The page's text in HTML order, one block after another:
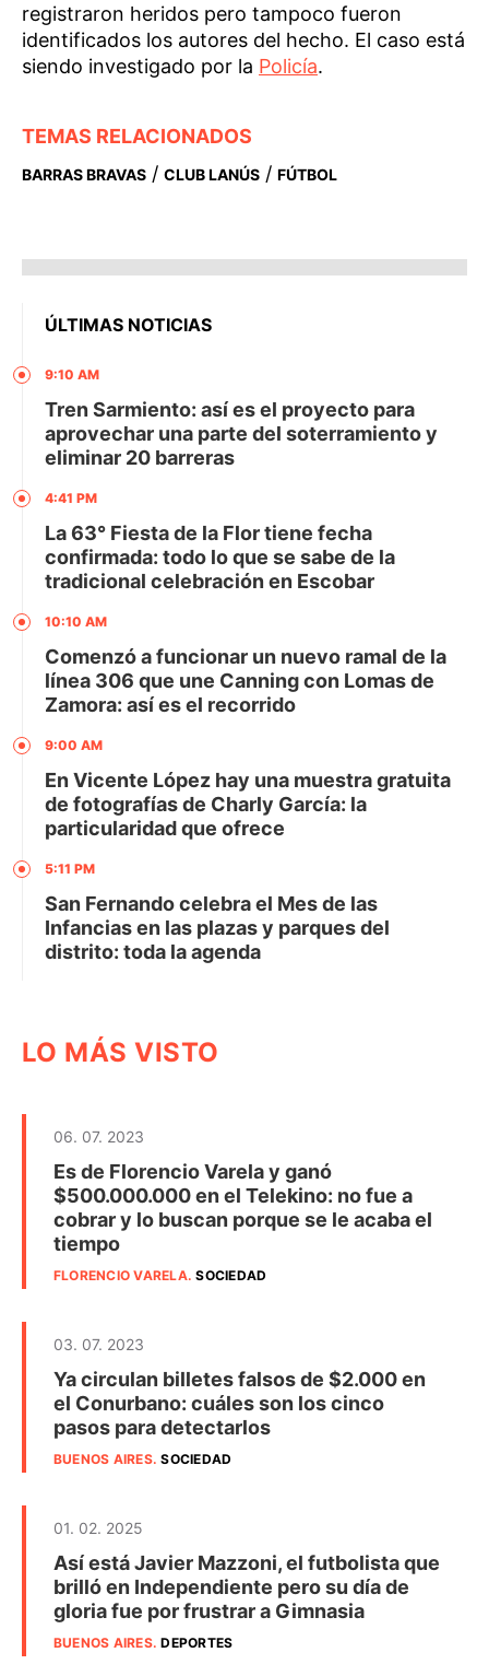
registraron heridos pero tampoco fueron
identificados los autores del hecho. El caso está
siendo investigado por la Policía.
TEMAS RELACIONADOS
BARRAS BRAVAS / CLUB LANÚS / FÚTBOL
ÚLTIMAS NOTICIAS
9:10 AM
Tren Sarmiento: así es el proyecto para
aprovechar una parte del soterramiento y
eliminar 20 barreras
4:41 PM
La 63° Fiesta de la Flor tiene fecha
confirmada: todo lo que se sabe de la
tradicional celebración en Escobar
10:10 AM
Comenzó a funcionar un nuevo ramal de la
línea 306 que une Canning con Lomas de
Zamora: así es el recorrido
9:00 AM
En Vicente López hay una muestra gratuita
de fotografías de Charly García: la
particularidad que ofrece
5:11 PM
San Fernando celebra el Mes de las
Infancias en las plazas y parques del
distrito: toda la agenda
LO MÁS VISTO
06. 07. 2023
Es de Florencio Varela y ganó
$500.000.000 en el Telekino: no fue a
cobrar y lo buscan porque se le acaba el
tiempo
FLORENCIO VARELA.SOCIEDAD
03. 07. 2023
Ya circulan billetes falsos de $2.000 en
el Conurbano: cuáles son los cinco
pasos para detectarlos
BUENOS AIRES.SOCIEDAD
01. 02. 2025
Así está Javier Mazzoni, el futbolista que
brilló en Independiente pero su día de
gloria fue por frustrar a Gimnasia
BUENOS AIRES.DEPORTES